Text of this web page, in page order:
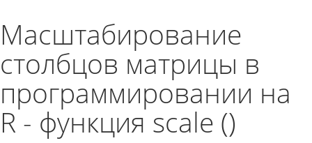
Масштабирование
столбцов матрицы в
программировании на
R - функция scale ()